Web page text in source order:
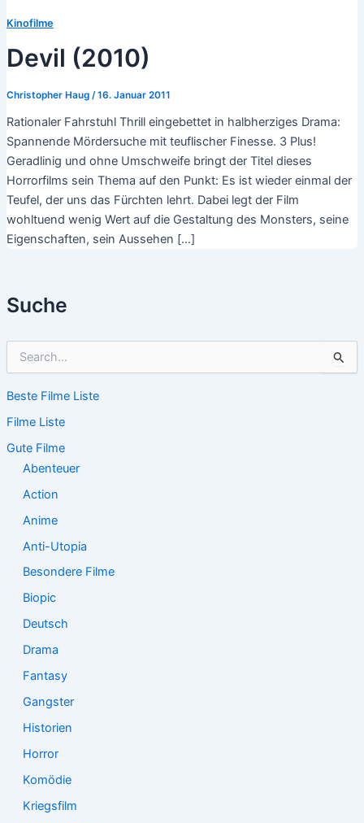
Suche
h
n
n
Beste Filme Liste
Filme Liste
Gute Filme
Abenteuer
Action
Anime
Anti-Utopia
Besondere Filme
Biopic
Deutsch
Drama
Fantasy
Gangster
Historien
Horror
Komödie
Kriegsfilm
Kinofilme
Devil (2010)
Christopher Haug /16. Januar 2011
Rationaler Fahrstuhl Thrill eingebettet in halbherziges Drama:
Spannende Mördersuche mit teuflischer Finesse. 3 Plus!
Geradlinig und ohne Umschweife bringt der Titel dieses
Horrorfilms sein Thema auf den Punkt: Es ist wieder einmal der
Teufel, der uns das Fürchten lehrt. Dabei legt der Film
wohltuend wenig Wert auf die Gestaltung des Monsters, seine
Eigenschaften, sein Aussehen […]